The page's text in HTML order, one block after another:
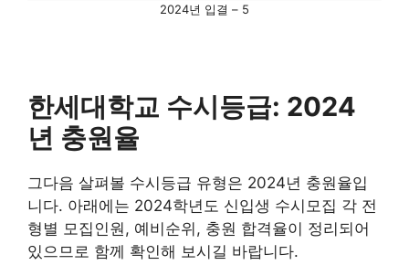
2024년 입결 – 5
한세대학교 수시등급: 2024
년 충원율
그다음 살펴볼 수시등급 유형은 2024년 충원율입
니다. 아래에는 2024학년도 신입생 수시모집 각 전
형별 모집인원, 예비순위, 충원 합격율이 정리되어
있으므로 함께 확인해 보시길 바랍니다.